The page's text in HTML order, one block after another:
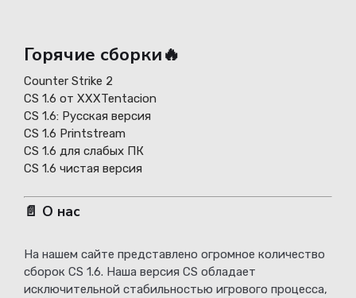
Горячие сборки🔥
Counter Strike 2
CS 1.6 от XXXTentacion
СS 1.6: Русская версия
CS 1.6 Printstream
CS 1.6 для слабых ПК
CS 1.6 чистая версия
📄 О нас
На нашем сайте представлено огромное количество
сборок CS 1.6. Наша версия CS обладает
исключительной стабильностью игрового процесса,